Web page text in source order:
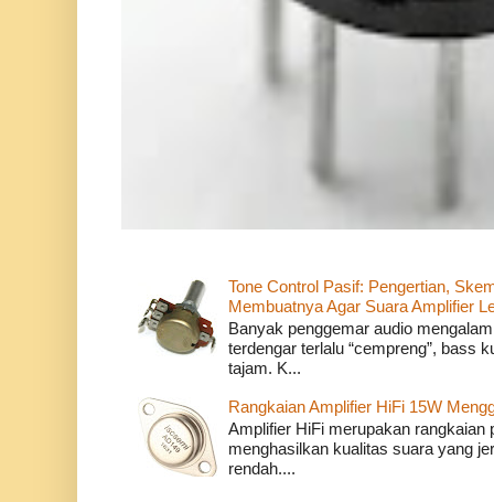
Tone Control Pasif: Pengertian,
Membuatnya Agar Suara Amplifier
Banyak penggemar audio
terdengar terlalu “cempreng”, bass
tajam. K...
Rangkaian Amplifier HiFi 15W
Amplifier HiFi merupakan rangkaian
menghasilkan kualitas suara yang
rendah....